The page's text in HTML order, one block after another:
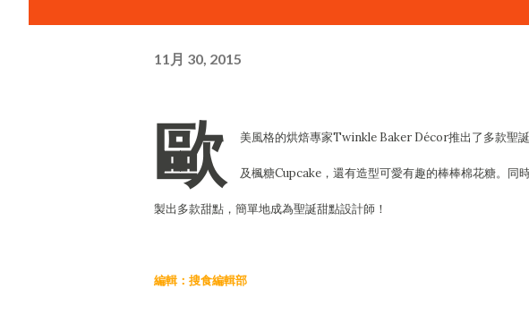
11月 30, 2015
歐 美風格的烘焙專家Twinkle Baker Décor推出了多款聖
及楓糖Cupcake，還有造型可愛有趣的棒棒棉花糖。同
製出多款甜點，簡單地成為聖誕甜點設計師！
編輯：搜食編輯部